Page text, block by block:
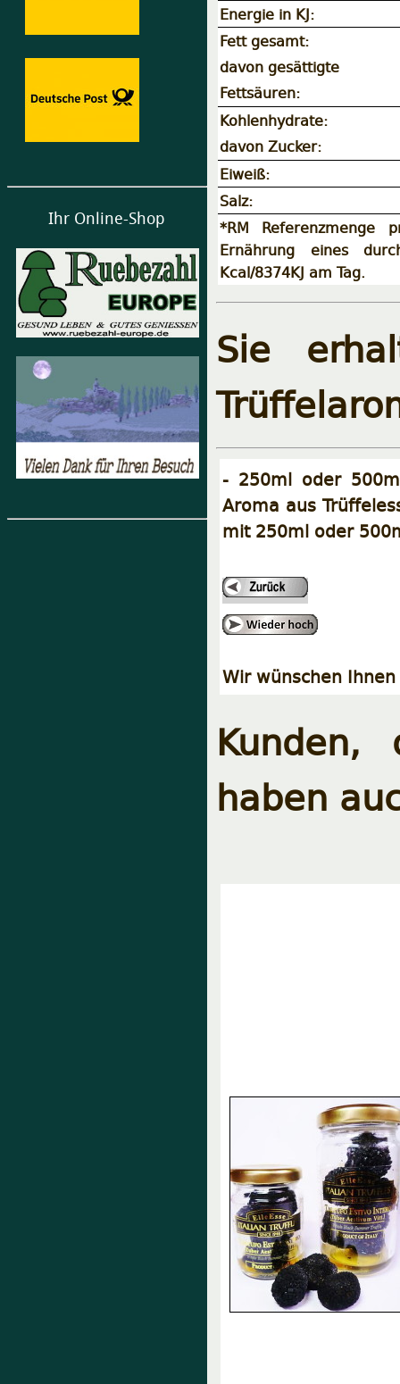
Ihr Online-Shop
Energie in KJ:
Fett gesamt:
davon gesättigte
Fettsäuren:
Kohlenhydrate:
davon Zucker:
Eiweiß:
Salz:
*RM
Ernährung eines
Kcal/8374KJ am Tag.
Sie
- 250ml oder
Aroma aus
mit 250ml oder
Wir wünschen
haben